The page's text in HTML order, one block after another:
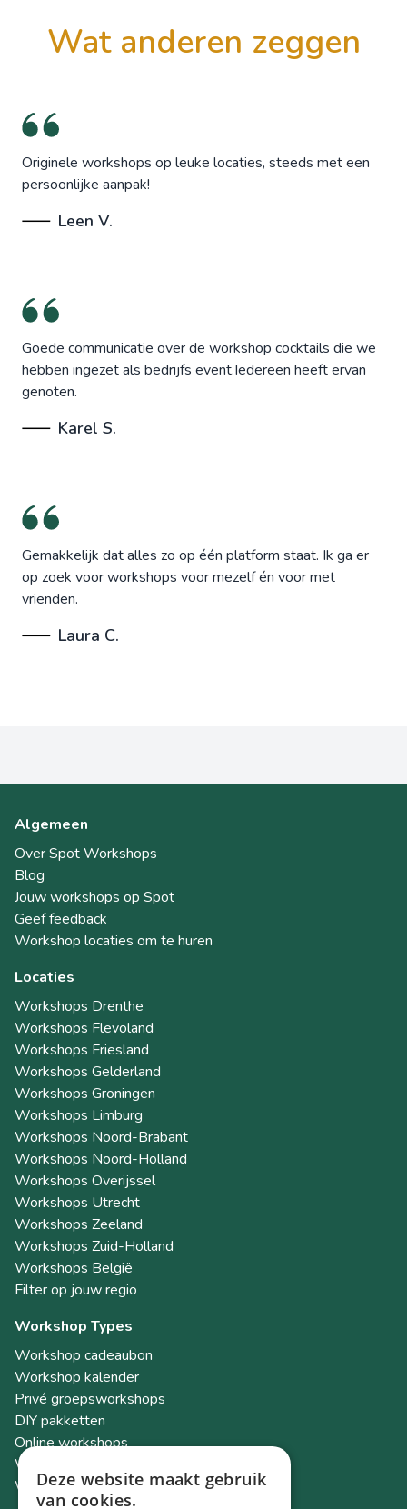
wat anderen zeggen
Originele workshops op leuke locaties, steeds met een
persoonlijke aanpak!
Leen V.
Goede communicatie over de workshop cocktails die we
hebben ingezet als bedrijfs event.Iedereen heeft ervan
genoten.
Karel S.
Gemakkelijk dat alles zo op één platform staat. Ik ga er
op zoek voor workshops voor mezelf én voor met
vrienden.
Laura C.
Algemeen
Over Spot Workshops
Blog
Jouw workshops op Spot
Geef feedback
Workshop locaties om te huren
Locaties
Workshops Drenthe
Workshops Flevoland
Workshops Friesland
Workshops Gelderland
Workshops Groningen
Workshops Limburg
Workshops Noord-Brabant
Workshops Noord-Holland
Workshops Overijssel
Workshops Utrecht
Workshops Zeeland
Workshops Zuid-Holland
Workshops België
Filter op jouw regio
Workshop Types
Workshop cadeaubon
Workshop kalender
Privé groepsworkshops
DIY pakketten
Online workshops
Workshops als teambuilding
Workshop Academy
Deze website maakt gebruik
van cookies.